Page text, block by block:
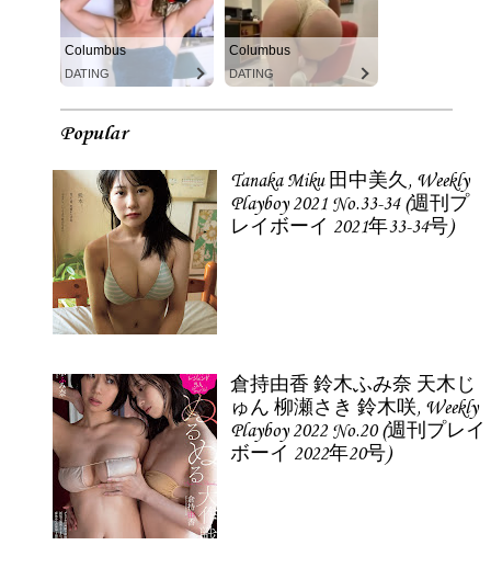
Columbus
DATING
Columbus
DATING
Popular
Tanaka Miku 田中美久, Weekly
Playboy 2021 No.33-34 (週刊プ
レイボーイ 2021年33-34号)
倉持由香 鈴木ふみ奈 天木じ
ゅん 柳瀬さき 鈴木咲, Weekly
Playboy 2022 No.20 (週刊プレイ
ボーイ 2022年20号)